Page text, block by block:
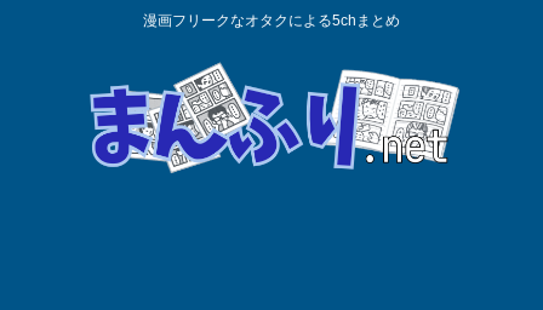
漫画フリークなオタクによる5chまとめ